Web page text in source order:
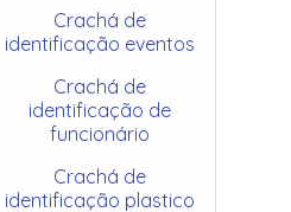
Crachá de
identificação eventos
Crachá de
identificação de
funcionário
Crachá de
identificação plastico